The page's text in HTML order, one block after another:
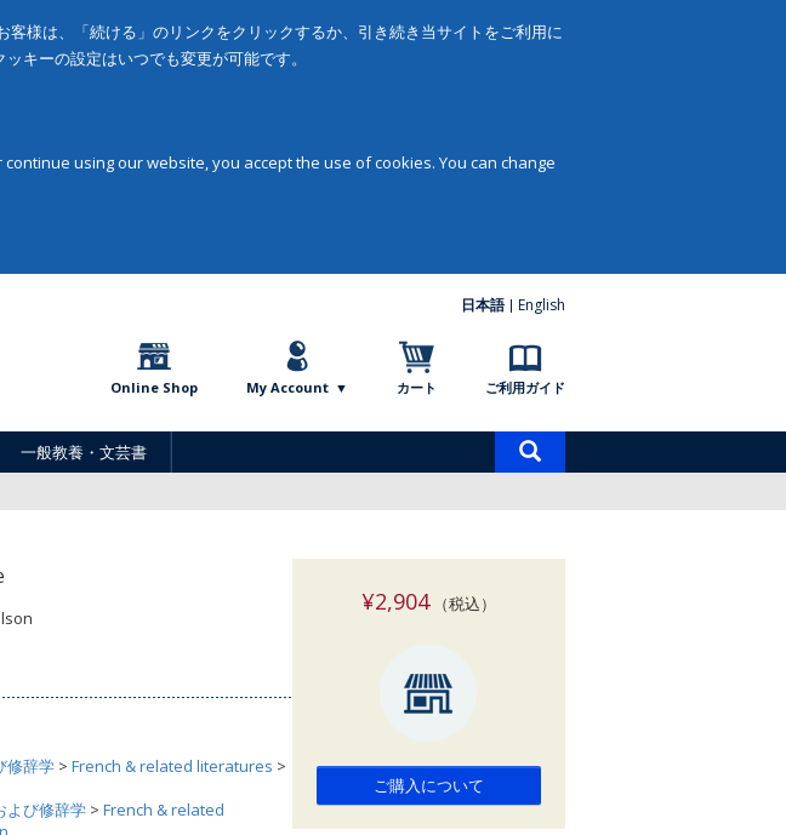
様は、「続ける」のリンクをクリックするか、引き続き当サイトをご利用に
キーの設定はいつでも変更が可能です。
using our website, you accept the use of cookies. You can change
日本語 English
Online Shop My Account カート ご利用ガイド
一般教養・文芸書
索
修辞学 > French & related literatures >
よび修辞学 > French & related
¥2,904（税込）
ご購入について